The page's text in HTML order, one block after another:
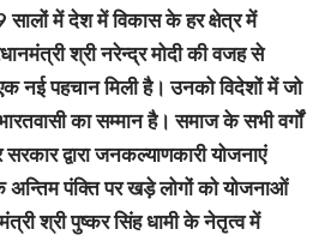
में देश में विकास के हर क्षेत्र में
श्री नरेन्द्र मोदी की वजह से
नई पहचान मिली है। उनको विदेशों में जो
का सम्मान है। समाज के सभी वर्गों
द्वारा जनकल्याणकारी योजनाएं
पंक्ति पर खड़े लोगों को योजनाओं
श्री पुष्कर सिंह धामी के नेतृत्व में